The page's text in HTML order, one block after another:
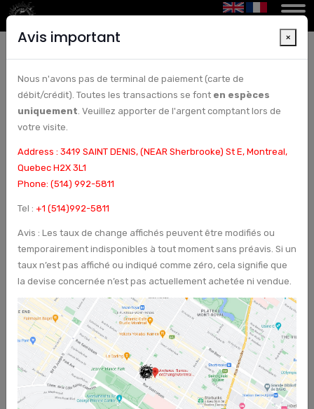
Bureaux de change à Montréal | Bureau de
change et chèques à Montréal, Canada -
Arcturus Etoile
Bureaux de change à Montréal - Le bureau de change Arcturus
Etoile à Montréal, Canada, est fier d'annoncer qu'il est actuellement
l'un des bureaux de change les moins chers de Montréal, offrant la
meilleure monnaie canadienne en espèces et par chèque à ses
clients. Veuillez continuer avec nous pour en savoir plus sur Bureaux
de change à Montréal
Avis important ×
Nous n'avons pas de terminal de paiement (carte de
débit/crédit). Toutes les transactions se font en espèces
uniquement. Veuillez apporter de l'argent comptant lors de
votre visite.
Address : 3419 SAINT DENIS, (NEAR Sherbrooke) St E, Montreal,
Quebec H2X 3L1
Phone: (514) 992-5811
Tel : +1 (514)992-5811
Avis : Les taux de change affichés peuvent être modifiés ou
temporairement indisponibles à tout moment sans préavis. Si un
taux n’est pas affiché ou indiqué comme zéro, cela signifie que
la devise concernée n’est pas actuellement achetée ni vendue.